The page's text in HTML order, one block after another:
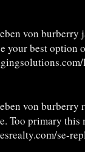
von burberry
your best
von burberry
Too primary
se-